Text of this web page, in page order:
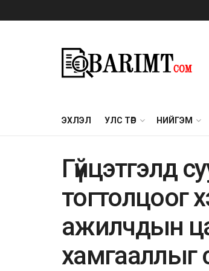
ЭХЛЭЛ УЛС ТӨР НИЙГЭМ
Гүйцэтгэлд
тогтолцоог
ажилчдын
хамгааллыг